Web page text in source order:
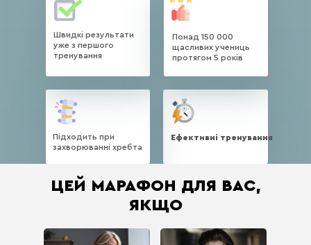
Ефективні тренування
Підходить при
захворюванні хребта
Швидкі результати
уже з першого
тренування
Понад 150 000
щасливих учениць
протягом 5 років
ЦЕЙ МАРАФОН ДЛЯ ВАС,
ЯКЩО